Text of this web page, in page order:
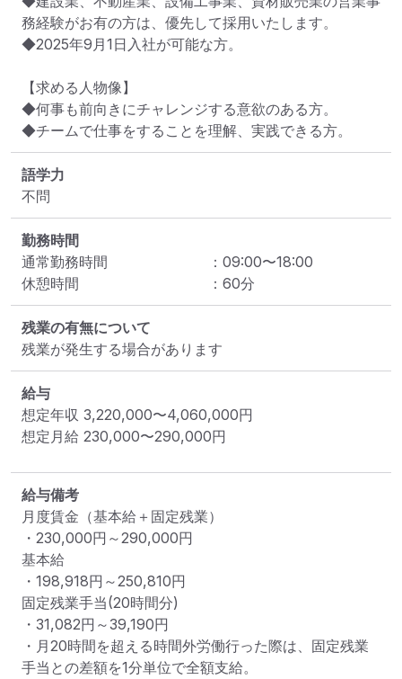
務経験がお有の方は、優先して採用いたします。
◆2025年9月1日入社が可能な方。
【求める人物像】
◆何事も前向きにチャレンジする意欲のある方。
◆チームで仕事をすることを理解、実践できる方。
語学力
不問
勤務時間
通常勤務時間
： 09:00〜18:00
休憩時間
： 60分
残業の有無について
残業が発生する場合があります
給与
想定年収 3,220,000〜4,060,000円
想定月給 230,000〜290,000円
給与備考
月度賃金（基本給＋固定残業）
・230,000円～290,000円
基本給
・198,918円～250,810円
固定残業手当(20時間分)
・31,082円～39,190円
・月20時間を超える時間外労働行った際は、固定残業
手当との差額を1分単位で全額支給。